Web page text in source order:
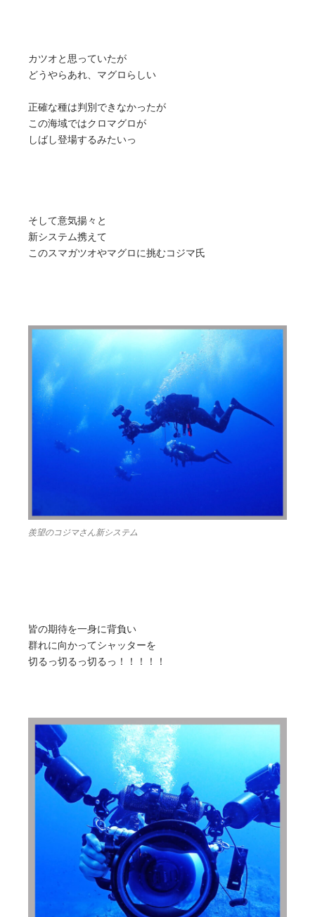
カツオと思っていたが
どうやらあれ、マグロらしい
正確な種は判別できなかったが
この海域ではクロマグロが
しばし登場するみたいっ
そして意気揚々と
新システム携えて
このスマガツオやマグロに挑むコジマ氏
羨望のコジマさん新システム
皆の期待を一身に背負い
群れに向かってシャッターを
切るっ切るっ切るっ！！！！！